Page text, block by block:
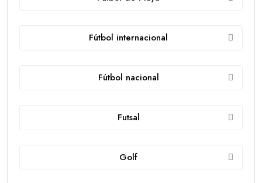
Fútbol internacional
Fútbol nacional
Futsal
Golf